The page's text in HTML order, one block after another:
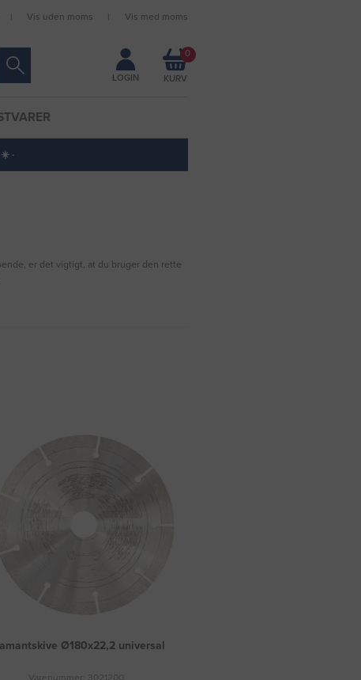
Forbliv logget ind
Vis uden moms Vis med moms
LOGIN
0
·
er det vigtigt, at du bruger den rette
Ø180x22,2 universal
Varenummer: 3021200